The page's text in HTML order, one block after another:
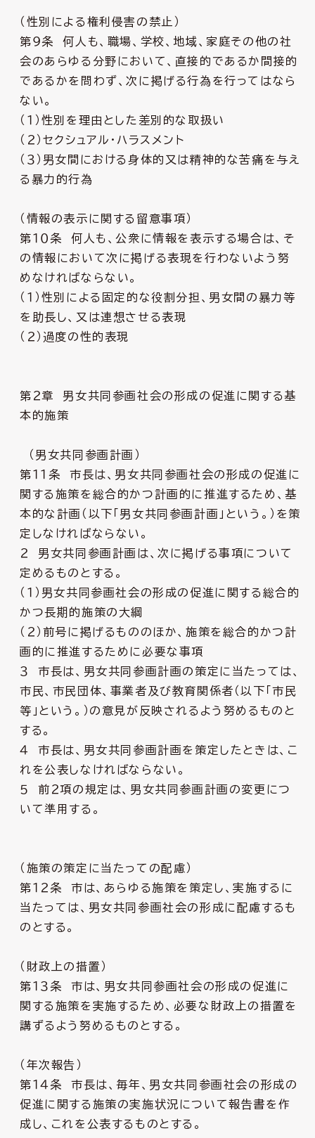
（性別による権利侵害の禁止）
第９条 何人も、職場、学校、地域、家庭その他の社
会のあらゆる分野において、直接的であるか間接的
であるかを問わず、次に掲げる行為を行ってはなら
ない。
（１）性別を理由とした差別的な取扱い
（２）セクシュアル・ハラスメント
（３）男女間における身体的又は精神的な苦痛を与え
る暴力的行為
（情報の表示に関する留意事項）
第１０条 何人も、公衆に情報を表示する場合は、そ
の情報において次に掲げる表現を行わないよう努
めなければならない。
（１）性別による固定的な役割分担、男女間の暴力等
を助長し、又は連想させる表現
（２）過度の性的表現
第２章 男女共同参画社会の形成の促進に関する基
本的施策
（男女共同参画計画）
第１１条 市長は、男女共同参画社会の形成の促進に
関する施策を総合的かつ計画的に推進するため、基
本的な計画（以下「男女共同参画計画」という。）を策
定しなければならない。
２ 男女共同参画計画は、次に掲げる事項について
定めるものとする。
（１）男女共同参画社会の形成の促進に関する総合的
かつ長期的施策の大綱
（２）前号に掲げるもののほか、施策を総合的かつ計
画的に推進するために必要な事項
３ 市長は、男女共同参画計画の策定に当たっては、
市民、市民団体、事業者及び教育関係者（以下「市民
等」という。）の意見が反映されるよう努めるものと
する。
４ 市長は、男女共同参画計画を策定したときは、こ
れを公表しなければならない。
５ 前２項の規定は、男女共同参画計画の変更につ
いて準用する。
（施策の策定に当たっての配慮）
第１２条 市は、あらゆる施策を策定し、実施するに
当たっては、男女共同参画社会の形成に配慮するも
のとする。
（財政上の措置）
第１３条 市は、男女共同参画社会の形成の促進に
関する施策を実施するため、必要な財政上の措置を
講ずるよう努めるものとする。
（年次報告）
第１４条 市長は、毎年、男女共同参画社会の形成の
促進に関する施策の実施状況について報告書を作
成し、これを公表するものとする。